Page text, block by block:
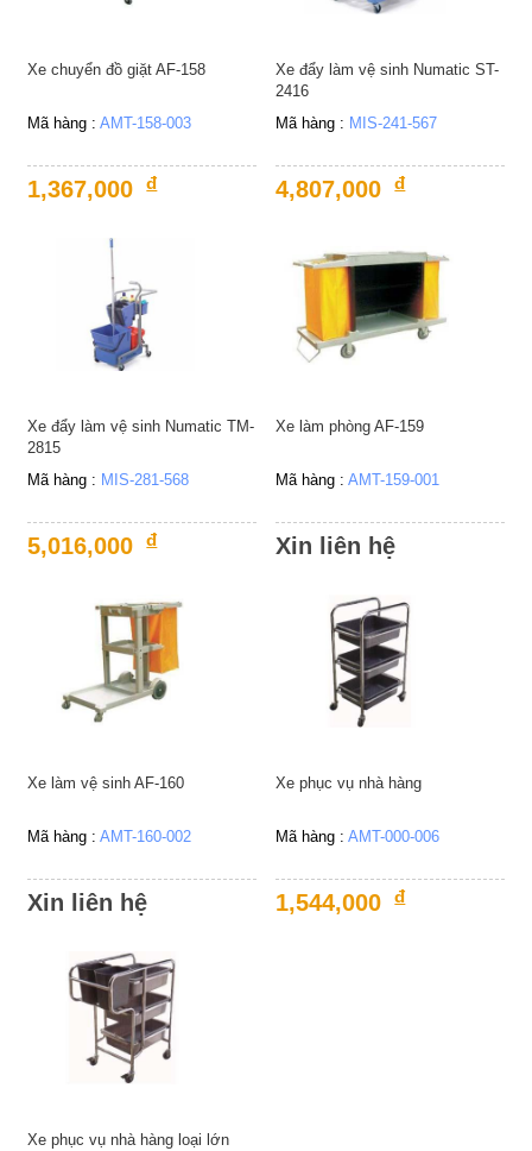
Xe chuyển đồ giặt AF-158
Mã hàng :AMT-158-003
1,367,000 đ
Xe đẩy làm vệ sinh Numatic ST-
2416
Mã hàng : MIS-241-567
4,807,000 đ
Xe đẩy làm vệ sinh Numatic TM-
2815
Mã hàng : MIS-281-568
5,016,000 đ
Xe làm phòng AF-159
Mã hàng :AMT-159-001
Xin liên hệ
Xe làm vệ sinh AF-160
Mã hàng :AMT-160-002
Xin liên hệ
Xe phục vụ nhà hàng
Mã hàng :AMT-000-006
1,544,000 đ
Xe phục vụ nhà hàng loại lớn